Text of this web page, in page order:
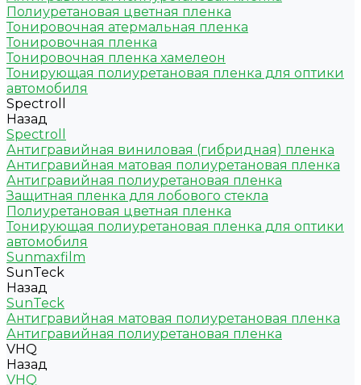
Полиуретановая цветная пленка
Тонировочная атермальная пленка
Тонировочная пленка
Тонировочная пленка хамелеон
Тонирующая полиуретановая пленка для оптики
автомобиля
Spectroll
Назад
Spectroll
Антигравийная виниловая (гибридная) пленка
Антигравийная матовая полиуретановая пленка
Антигравийная полиуретановая пленка
Защитная пленка для лобового стекла
Полиуретановая цветная пленка
Тонирующая полиуретановая пленка для оптики
автомобиля
Sunmaxfilm
SunTeck
Назад
SunTeck
Антигравийная матовая полиуретановая пленка
Антигравийная полиуретановая пленка
VHQ
Назад
VHQ